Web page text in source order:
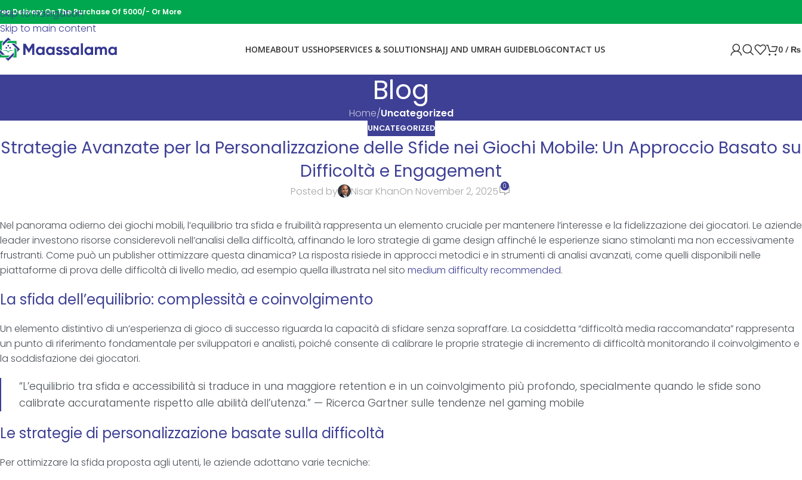
Skip to navigation
Skip to main content
Delivery On The Purchase Of 5000/- Or More
HOMEABOUT USSHOPSERVICES & SOLUTIONSHAJJ AND UMRAH GUIDEBLOGCONTACT US 0 / ₨
Blog
Home/Uncategorized
UNCATEGORIZED
Strategie Avanzate per la Personalizzazione delle Sfide nei Giochi Mobile: Un Approccio Basato su
Difficoltà e Engagement
Posted by Nisar KhanOn November 2, 2025 0
Nel panorama odierno dei giochi mobili, l’equilibrio tra sfida e fruibilità rappresenta un elemento cruciale per mantenere l’interesse e la fidelizzazione dei giocatori. Le aziende
leader investono risorse considerevoli nell’analisi della difficoltà, affinando le loro strategie di game design affinché le esperienze siano stimolanti ma non eccessivamente
frustranti. Come può un publisher ottimizzare questa dinamica? La risposta risiede in approcci metodici e in strumenti di analisi avanzati, come quelli disponibili nelle
piattaforme di prova delle difficoltà di livello medio, ad esempio quella illustrata nel sito medium difficulty recommended.
La sfida dell’equilibrio: complessità e coinvolgimento
Un elemento distintivo di un’esperienza di gioco di successo riguarda la capacità di sfidare senza sopraffare. La cosiddetta “difficoltà media raccomandata” rappresenta
un punto di riferimento fondamentale per sviluppatori e analisti, poiché consente di calibrare le proprie strategie di incremento di difficoltà monitorando il coinvolgimento e
la soddisfazione dei giocatori.
“L’equilibrio tra sfida e accessibilità si traduce in una maggiore retention e in un coinvolgimento più profondo, specialmente quando le sfide sono
calibrate accuratamente rispetto alle abilità dell’utenza.” — Ricerca Gartner sulle tendenze nel gaming mobile
Le strategie di personalizzazione basate sulla difficoltà
Per ottimizzare la sfida proposta agli utenti, le aziende adottano varie tecniche: